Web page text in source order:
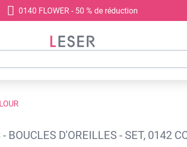
0140 FLOWER - 50 % de réduction
D'OREILLES - SET, 0142